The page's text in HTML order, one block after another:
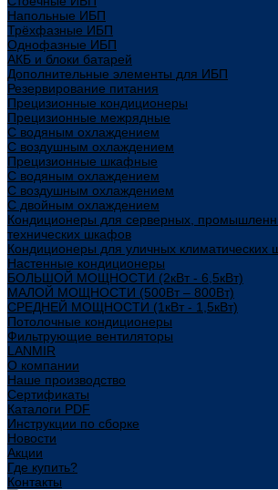
Напольные ИБП
Трёхфазные ИБП
Однофазные ИБП
АКБ и блоки батарей
Дополнительные элементы для ИБП
Резервирование питания
Прецизионные кондиционеры
Прецизионные межрядные
С водяным охлаждением
С воздушным охлаждением
Прецизионные шкафные
С водяным охлаждением
С воздушным охлаждением
С двойным охлаждением
Кондиционеры для серверных,
технических шкафов
Кондиционеры для уличных климатических
Настенные кондиционеры
БОЛЬШОЙ МОЩНОСТИ (2кВт - 6,5кВт)
МАЛОЙ МОЩНОСТИ (500Вт – 800Вт)
СРЕДНЕЙ МОЩНОСТИ (1кВт - 1,5кВт)
Потолочные кондиционеры
Фильтрующие вентиляторы
LANMIR
О компании
Наше производство
Сертификаты
Каталоги PDF
Инструкции по сборке
Новости
Акции
Где купить?
Контакты